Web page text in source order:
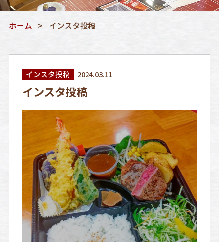
ホーム インスタ投稿
インスタ投稿 2024.03.11
インスタ投稿